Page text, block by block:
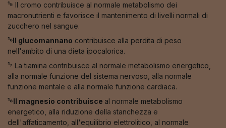
¹⁵ Il cromo contribuisce al normale metabolismo dei
macronutrienti e favorisce il mantenimento di livelli normali di
zucchero nel sangue.
¹⁶Il glucomannano contribuisce alla perdita di peso
nell'ambito di una dieta ipocalorica.
¹⁷ La tiamina contribuisce al normale metabolismo energetico,
alla normale funzione del sistema nervoso, alla normale
funzione mentale e alla normale funzione cardiaca.
¹⁸Il magnesio contribuisce al normale metabolismo
energetico, alla riduzione della stanchezza e
dell'affaticamento, all'equilibrio elettrolitico, al normale